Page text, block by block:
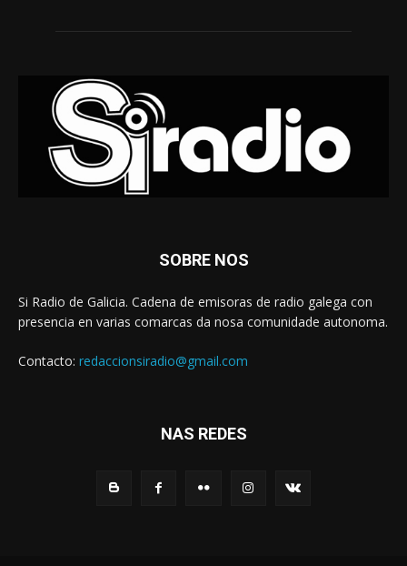
SOBRE NOS
Si Radio de Galicia. Cadena de emisoras de radio galega con
presencia en varias comarcas da nosa comunidade autonoma.
Contacto: redaccionsiradio@gmail.com
NAS REDES